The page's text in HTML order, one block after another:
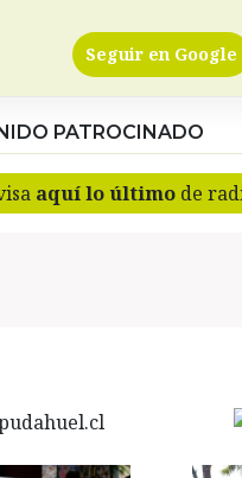
Seguir en Google
PATROCINADO
aquí lo últimode